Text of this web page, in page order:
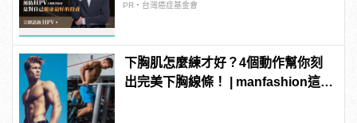
PR・台灣癌症基金會
下胸肌怎麼練才好？4個動作幫你刻
出完美下胸線條！ | manfashion這樣